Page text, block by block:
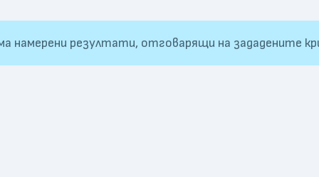
намерени резултати, отговарящи на зададените